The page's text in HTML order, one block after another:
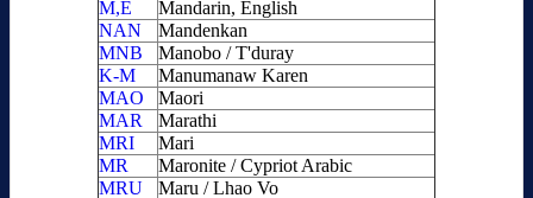
M,E
Mandarin, English
NAN
Mandenkan
MNB
Manobo / T'duray
K-M
Manumanaw Karen
MAO
Maori
MAR
Marathi
MRI
Mari
MR
Maronite / Cypriot Arabic
MRU
Maru / Lhao Vo